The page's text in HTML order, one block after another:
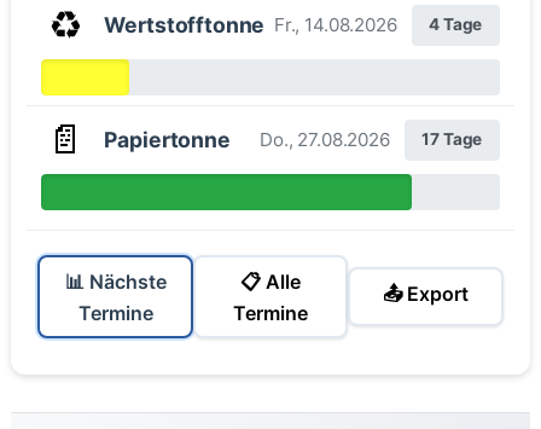
♻️ Wertstofftonne Fr., 14.08.2026 4 Tage
📄 Papiertonne Do., 27.08.2026 17 Tage
📊 Nächste
Termine
📋 Alle
Termine
📤 Export